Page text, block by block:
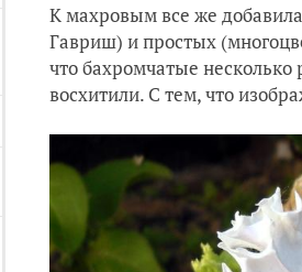
К махровым все же
Гавриш) и простых
что бахромчатые
восхитили. С тем, что